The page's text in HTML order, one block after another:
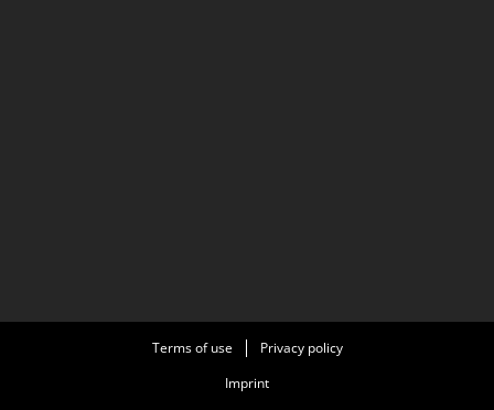
Terms of use
Privacy policy
Imprint